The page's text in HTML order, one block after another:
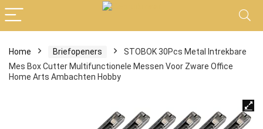
Home Briefopeners
STOBOK 30Pcs Metal Intrekbare
Mes Box Cutter Multifunctionele Messen Voor Zware Office
Home Arts Ambachten Hobby